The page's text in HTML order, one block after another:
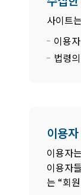
사이트
이용
법령
이용
이용자
이용자
는 “회